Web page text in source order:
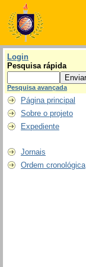
Login
Pesquisa rápida
Pesquisa avançada
Página principal
Sobre o projeto
Expediente
Jornais
Ordem cronológica